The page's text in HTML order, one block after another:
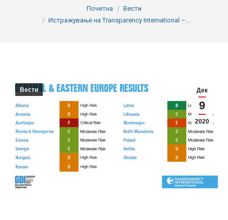
Почетна
Вести
Истражување на Transparency International –…
Дек
9
2020
Вести